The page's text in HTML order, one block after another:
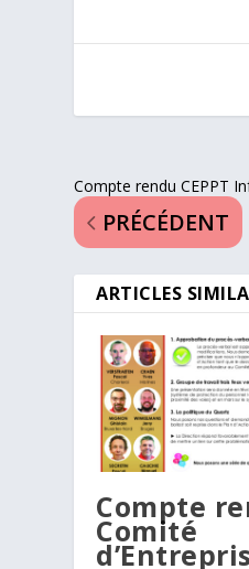
Compte rendu CEPPT
PRÉCÉDENT
ARTICLES
Compte
Comité